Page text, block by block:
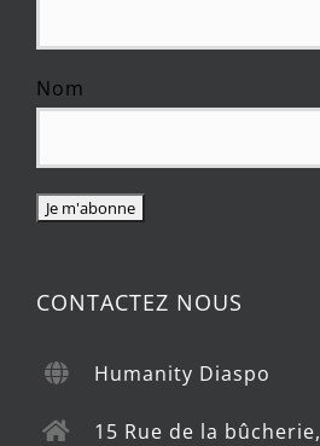
Nom
CONTACTEZ NOUS
Humanity Diaspo
15 Rue de la bûcherie,